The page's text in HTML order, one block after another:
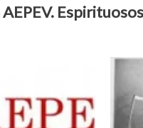
Espirituosos